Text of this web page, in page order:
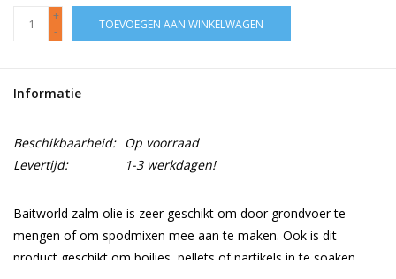
+
-
TOEVOEGEN AAN WINKELWAGEN
Informatie
Beschikbaarheid: Op voorraad
Levertijd:
1-3 werkdagen!
Baitworld zalm olie is zeer geschikt om door grondvoer te
mengen of om spodmixen mee aan te maken. Ook is dit
product geschikt om boilies, pellets of partikels in te soaken.